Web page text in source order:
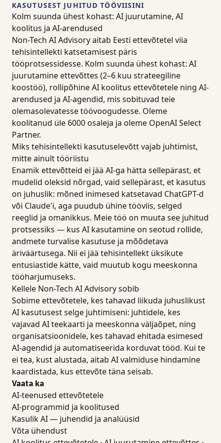
KASUTUSEST JUHITUD TÖÖVIISINI
Kolm suunda ühest kohast: AI juurutamine, AI
koolitus ja AI-arendused
Non-Tech AI Advisory aitab Eesti ettevõtetel viia
tehisintellekti katsetamisest päris
tööprotsessidesse. Kolm suunda ühest kohast: AI
juurutamine ettevõttes (2–6 kuu strateegiline
koostöö), rollipõhine AI koolitus ettevõtetele ning AI-
arendused ja AI-agendid, mis sobituvad teie
olemasolevatesse töövoogudesse. Oleme
koolitanud üle 6000 osaleja ja oleme OpenAI Select
Partner.
Miks tehisintellekti kasutuselevõtt vajab juhtimist,
mitte ainult tööriistu
Enamik ettevõtteid ei jää AI-ga hätta sellepärast, et
mudelid oleksid nõrgad, vaid sellepärast, et kasutus
on juhuslik: mõned inimesed katsetavad ChatGPT-d
või Claude'i, aga puudub ühine tööviis, selged
reeglid ja omanikkus. Meie töö on muuta see juhitud
protsessiks — kus AI kasutamine on seotud rollide,
andmete turvalise kasutuse ja mõõdetava
äriväärtusega. Nii ei jää tehisintellekt üksikute
entusiastide kätte, vaid muutub kogu meeskonna
tööharjumuseks.
Kellele Non-Tech AI Advisory sobib
Sobime ettevõtetele, kes tahavad liikuda juhuslikust
AI kasutusest selge juhtimiseni: juhtidele, kes
vajavad AI teekaarti ja meeskonna väljaõpet, ning
organisatsioonidele, kes tahavad ehitada esimesed
AI-agendid ja automatiseerida korduvat tööd. Kui te
ei tea, kust alustada, aitab AI valmiduse hindamine
kaardistada, kus ettevõte täna seisab.
Vaata ka
AI-teenused ettevõtetele
AI-programmid ja koolitused
Kasulik AI — juhendid ja analüüsid
Võta ühendust